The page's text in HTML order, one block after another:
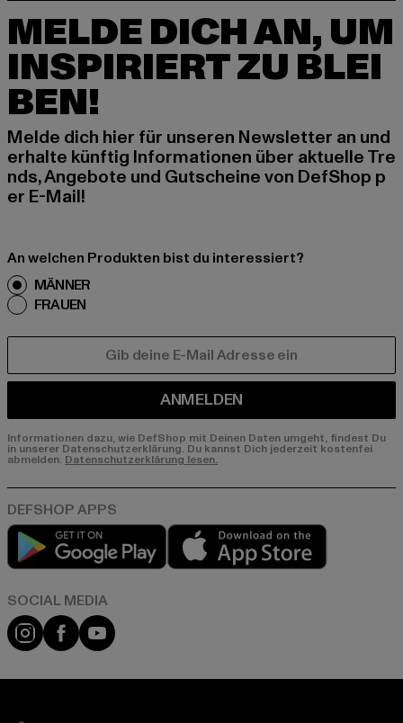
MELDE DICH AN, UM
INSPIRIERT ZU BLEI
BEN!
Melde dich hier für unseren Newsletter an und
erhalte künftig Informationen über aktuelle Tre
nds, Angebote und Gutscheine von DefShop p
er E-Mail!
An welchen Produkten bist du interessiert?
MÄNNER
FRAUEN
ANMELDEN
Informationen dazu, wie DefShop mit Deinen Daten umgeht, findest Du
in unserer Datenschutzerklärung. Du kannst Dich jederzeit kostenfei
abmelden. Datenschutzerklärung lesen.
Play market
Instagram
FacebookYouTube